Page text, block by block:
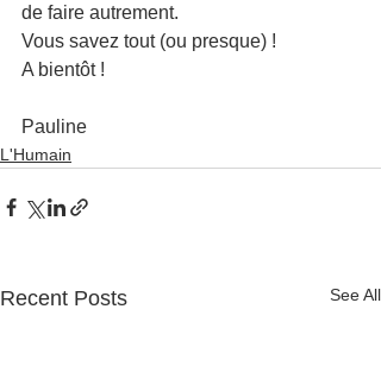
de faire autrement.
Vous savez tout (ou presque) !
A bientôt !
Pauline
L'Humain
Recent Posts See All